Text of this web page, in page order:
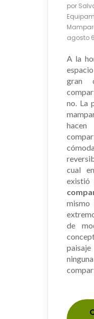
por
agosto
A la
gran
no. La
cual
de
ninguna